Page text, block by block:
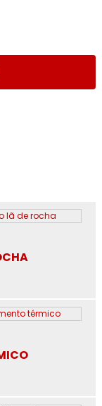
rj
industrial